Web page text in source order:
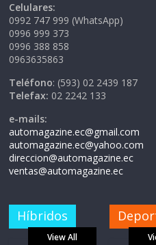
Celulares:
0992 747 999 (WhatsApp)
0996 999 373
0996 388 858
0963635863
Teléfono: (593) 02 2439 187
Telefax: 02 2242 133
e-mails:
automagazine.ec@gmail.com
automagazine.ec@yahoo.com
direccion@automagazine.ec
ventas@automagazine.ec
Híbridos
View All